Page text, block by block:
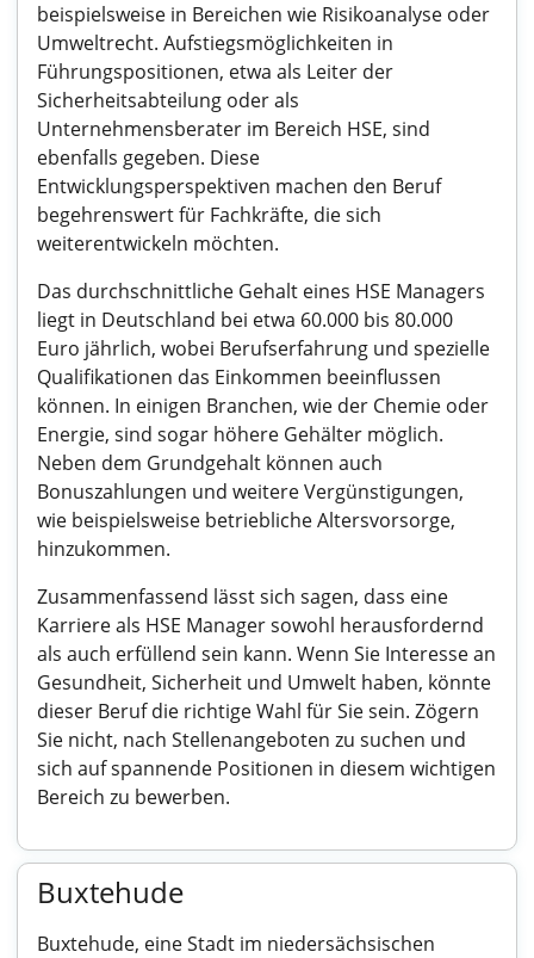
beispielsweise in Bereichen wie Risikoanalyse oder
Umweltrecht. Aufstiegsmöglichkeiten in
Führungspositionen, etwa als Leiter der
Sicherheitsabteilung oder als
Unternehmensberater im Bereich HSE, sind
ebenfalls gegeben. Diese
Entwicklungsperspektiven machen den Beruf
begehrenswert für Fachkräfte, die sich
weiterentwickeln möchten.
Das durchschnittliche Gehalt eines HSE Managers
liegt in Deutschland bei etwa 60.000 bis 80.000
Euro jährlich, wobei Berufserfahrung und spezielle
Qualifikationen das Einkommen beeinflussen
können. In einigen Branchen, wie der Chemie oder
Energie, sind sogar höhere Gehälter möglich.
Neben dem Grundgehalt können auch
Bonuszahlungen und weitere Vergünstigungen,
wie beispielsweise betriebliche Altersvorsorge,
hinzukommen.
Zusammenfassend lässt sich sagen, dass eine
Karriere als HSE Manager sowohl herausfordernd
als auch erfüllend sein kann. Wenn Sie Interesse an
Gesundheit, Sicherheit und Umwelt haben, könnte
dieser Beruf die richtige Wahl für Sie sein. Zögern
Sie nicht, nach Stellenangeboten zu suchen und
sich auf spannende Positionen in diesem wichtigen
Bereich zu bewerben.
Buxtehude
Buxtehude, eine Stadt im niedersächsischen